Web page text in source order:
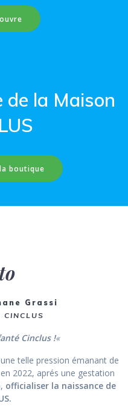
de la Maison
boutique
Grassi
Cinclus !«
telle pression émanant de
2022, aprés une gestation
officialiser la naissance de